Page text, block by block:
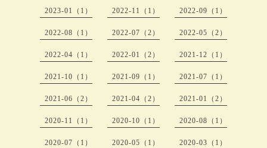
2023-01（1） 2022-11（1） 2022-09（1）
2022-08（1） 2022-07（2） 2022-05（2）
2022-04（1） 2022-01（2） 2021-12（1）
2021-10（1） 2021-09（1） 2021-07（1）
2021-06（2） 2021-04（2） 2021-01（2）
2020-11（1） 2020-10（1） 2020-08（1）
2020-07（1） 2020-05（1） 2020-03（1）